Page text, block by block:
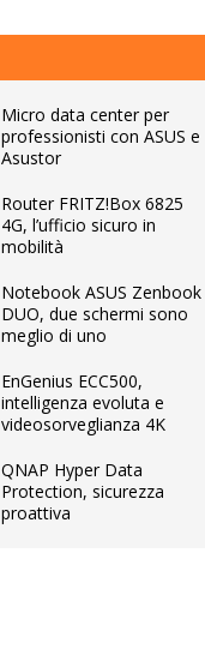
Micro data center per
professionisti con ASUS e
Asustor
Router FRITZ!Box 6825
4G, l’ufficio sicuro in
mobilità
Notebook ASUS Zenbook
DUO, due schermi sono
meglio di uno
EnGenius ECC500,
intelligenza evoluta e
videosorveglianza 4K
QNAP Hyper Data
Protection, sicurezza
proattiva